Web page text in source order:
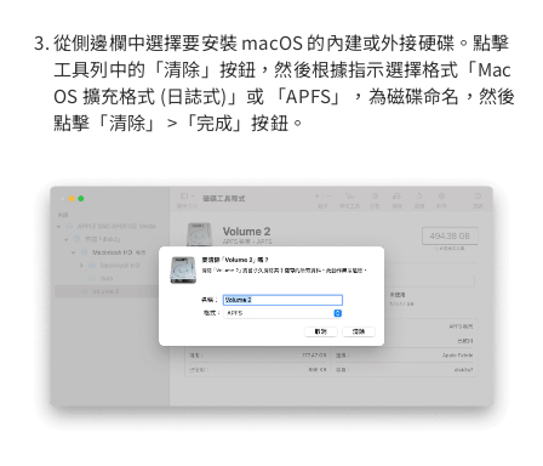
從側邊欄中選擇要安裝 macOS 的內建或外接硬碟。點擊
工具列中的「清除」按鈕，然後根據指示選擇格式「Mac
OS 擴充格式 (日誌式)」或 「APFS」，為磁碟命名，然後
點擊「清除」 >「完成」按鈕。